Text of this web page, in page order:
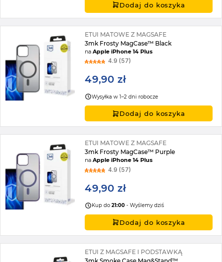
Dodaj do koszyka
ETUI MATOWE Z MAGSAFE
3mk Frosty MagCase™ Black
naApple iPhone 14 Plus
4.9 (57)
49,90 zł
Wysyłka w 1–2 dni robocze
Dodaj do koszyka
ETUI MATOWE Z MAGSAFE
3mk Frosty MagCase™ Purple
naApple iPhone 14 Plus
4.9 (57)
49,90 zł
Kup do21:00 - Wyślemy dziś
Dodaj do koszyka
ETUI Z MAGSAFE I PODSTAWKĄ